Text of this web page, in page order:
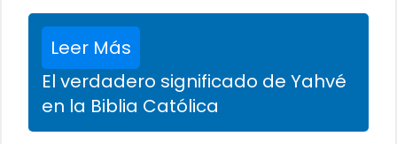
Leer Más
El verdadero significado de Yahvé
en la Biblia Católica